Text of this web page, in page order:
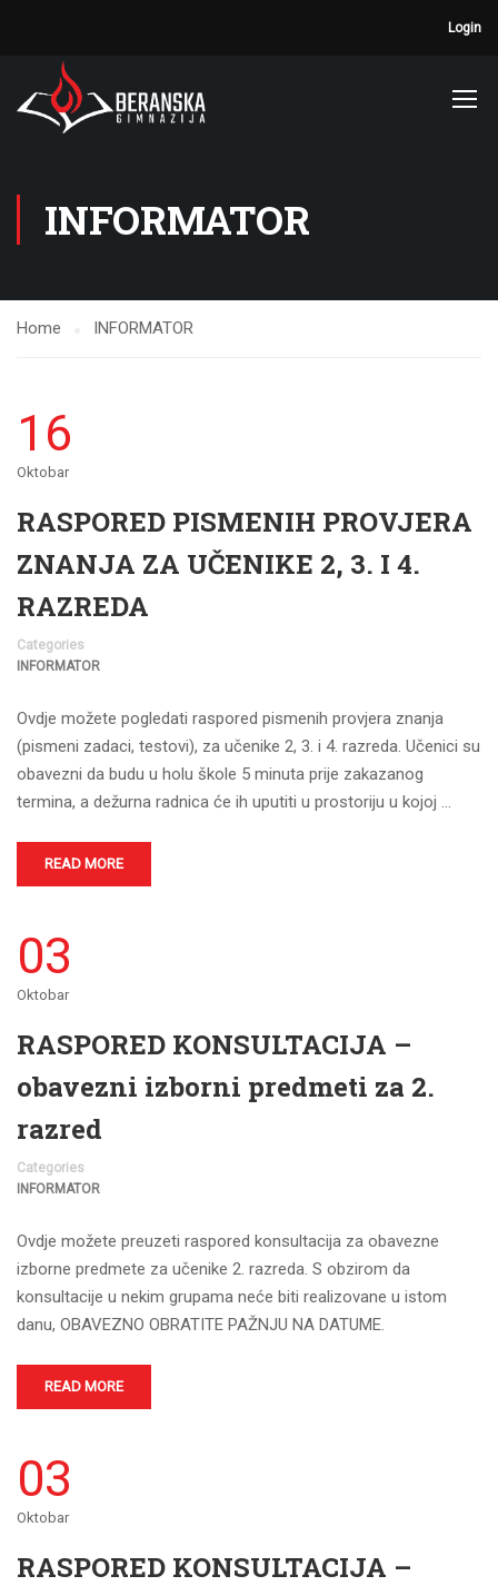
Login
INFORMATOR
Home INFORMATOR
16
Oktobar
RASPORED PISMENIH PROVJERA
ZNANJA ZA UČENIKE 2, 3. I 4.
RAZREDA
Categories
INFORMATOR
Ovdje možete pogledati raspored pismenih provjera znanja
(pismeni zadaci, testovi), za učenike 2, 3. i 4. razreda. Učenici su
obavezni da budu u holu škole 5 minuta prije zakazanog
termina, a dežurna radnica će ih uputiti u prostoriju u kojoj …
READ MORE
03
Oktobar
RASPORED KONSULTACIJA –
obavezni izborni predmeti za 2.
razred
Categories
INFORMATOR
Ovdje možete preuzeti raspored konsultacija za obavezne
izborne predmete za učenike 2. razreda. S obzirom da
konsultacije u nekim grupama neće biti realizovane u istom
danu, OBAVEZNO OBRATITE PAŽNJU NA DATUME.
READ MORE
03
Oktobar
RASPORED KONSULTACIJA –